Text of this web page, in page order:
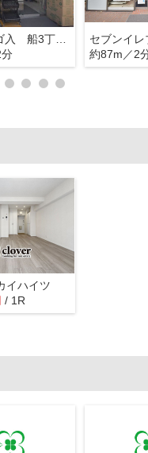
miniピアゴ入 船3丁目店
約87m／2
イハイツ
/ 1R